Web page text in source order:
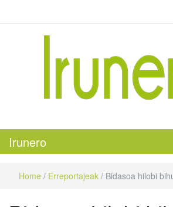
Irunero
Home / Erreportajeak / Bidasoa hilobi